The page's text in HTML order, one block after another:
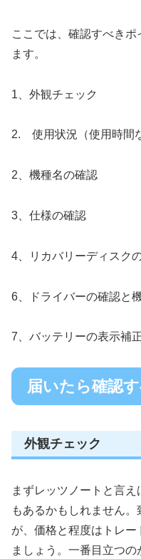
ここでは、確認すべき
ます。
1、外観チェック
2. 使用状況（使用時間
2、機種名の確認
3、仕様の確認
4、リカバリーディスク
6、ドライバーの確認と
7、バッテリーの表示補
届いたら確認
外観チェック
まずレッツノートと言
もあるかもしれません
が、価格と程度はトレ
ましょう。一番目立つ